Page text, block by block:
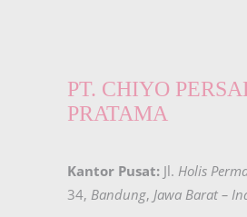
PT. CHIYO
PRATAMA
Kantor Pusat: Jl. Holis
34, Bandung, Jawa Barat –